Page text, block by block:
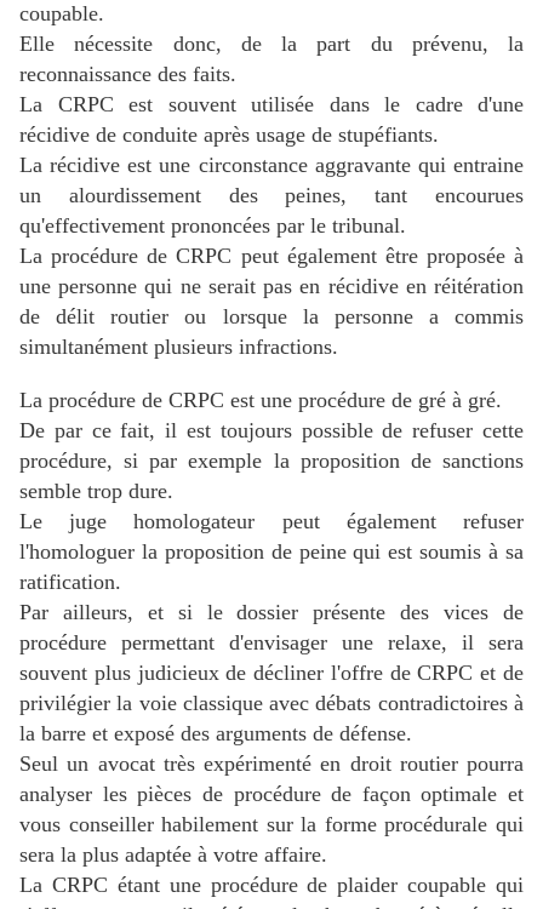
coupable.
Elle nécessite donc, de la part du prévenu, la
reconnaissance des faits.
La CRPC est souvent utilisée dans le cadre d'une
récidive de conduite après usage de stupéfiants.
La récidive est une circonstance aggravante qui entraine
un alourdissement des peines, tant encourues
qu'effectivement prononcées par le tribunal.
La procédure de CRPC peut également être proposée à
une personne qui ne serait pas en récidive en réitération
de délit routier ou lorsque la personne a commis
simultanément plusieurs infractions.
La procédure de CRPC est une procédure de gré à gré.
De par ce fait, il est toujours possible de refuser cette
procédure, si par exemple la proposition de sanctions
semble trop dure.
Le juge homologateur peut également refuser
l'homologuer la proposition de peine qui est soumis à sa
ratification.
Par ailleurs, et si le dossier présente des vices de
procédure permettant d'envisager une relaxe, il sera
souvent plus judicieux de décliner l'offre de CRPC et de
privilégier la voie classique avec débats contradictoires à
la barre et exposé des arguments de défense.
Seul un avocat très expérimenté en droit routier pourra
analyser les pièces de procédure de façon optimale et
vous conseiller habilement sur la forme procédurale qui
sera la plus adaptée à votre affaire.
La CRPC étant une procédure de plaider coupable qui